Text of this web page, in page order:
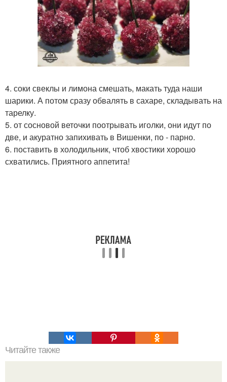
4. соки свеклы и лимона смешать, макать туда наши
шарики. А потом сразу обвалять в сахаре, складывать на
тарелку.
5. от сосновой веточки поотрывать иголки, они идут по
две, и акуратно запихивать в Вишенки, по - парно.
6. поставить в холодильник, чтоб хвостики хорошо
схватились. Приятного аппетита!
Читайте также